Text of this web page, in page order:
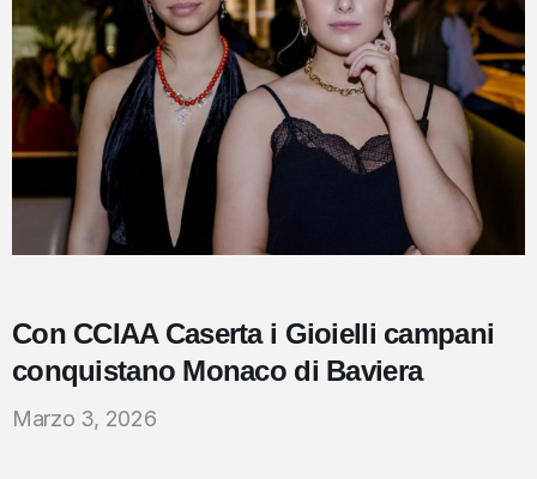
Con CCIAA Caserta i Gioielli campani
conquistano Monaco di Baviera
Marzo 3, 2026